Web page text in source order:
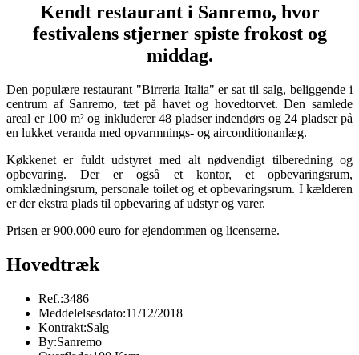
Kendt restaurant i Sanremo, hvor
festivalens stjerner spiste frokost og
middag.
Den populære restaurant "Birreria Italia" er sat til salg, beliggende i
centrum af Sanremo, tæt på havet og hovedtorvet. Den samlede
areal er 100 m² og inkluderer 48 pladser indendørs og 24 pladser på
en lukket veranda med opvarmnings- og airconditionanlæg.
Køkkenet er fuldt udstyret med alt nødvendigt tilberedning og
opbevaring. Der er også et kontor, et opbevaringsrum,
omklædningsrum, personale toilet og et opbevaringsrum. I kælderen
er der ekstra plads til opbevaring af udstyr og varer.
Prisen er 900.000 euro for ejendommen og licenserne.
Hovedtræk
Ref.:3486
Meddelelsesdato:11/12/2018
Kontrakt:Salg
By:Sanremo